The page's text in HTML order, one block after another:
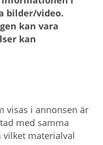
bilder/video.
kan vara
kan
visas i annonsen är
med samma
vilket materialval